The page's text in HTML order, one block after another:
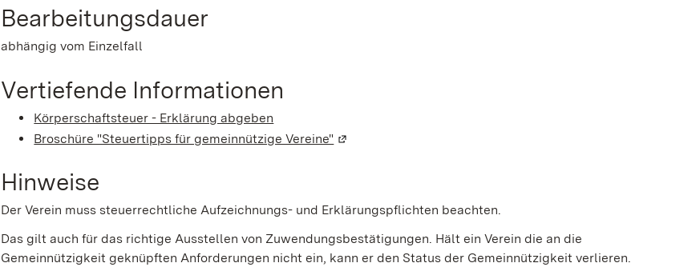
Bearbeitungsdauer
abhängig vom Einzelfall
Vertiefende Informationen
Körperschaftsteuer - Erklärung abgeben
Broschüre "Steuertipps für gemeinnützige Vereine" (Wird in einem neuen Fenster geöffnet)
Hinweise
Der Verein muss steuerrechtliche Aufzeichnungs- und Erklärungspflichten beachten.
Das gilt auch für das richtige Ausstellen von Zuwendungsbestätigungen. Hält ein Verein die an die
Gemeinnützigkeit geknüpften Anforderungen nicht ein, kann er den Status der Gemeinnützigkeit verlieren.